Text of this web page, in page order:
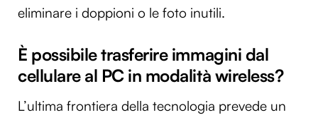
eliminare i doppioni o le foto inutili.
È possibile trasferire immagini dal
cellulare al PC in modalità wireless?
L’ultima frontiera della tecnologia prevede un